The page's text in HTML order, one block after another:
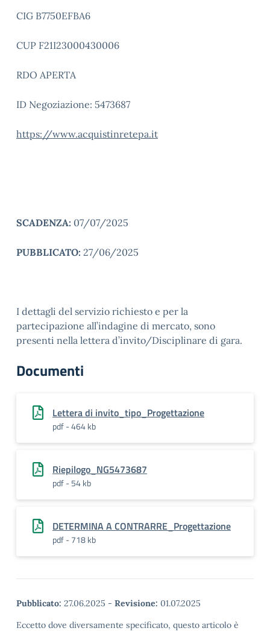
CIG B7750EFBA6
CUP F21I23000430006
RDO APERTA
ID Negoziazione: 5473687
https://www.acquistinretepa.it
SCADENZA: 07/07/2025
PUBBLICATO: 27/06/2025
I dettagli del servizio richiesto e per la
partecipazione all’indagine di mercato, sono
presenti nella lettera d’invito/Disciplinare di gara.
Documenti
Lettera di invito_tipo_Progettazione
pdf - 464 kb
Riepilogo_NG5473687
pdf - 54 kb
DETERMINA A CONTRARRE_Progettazione
pdf - 718 kb
Pubblicato: 27.06.2025 - Revisione: 01.07.2025
Eccetto dove diversamente specificato, questo articolo è